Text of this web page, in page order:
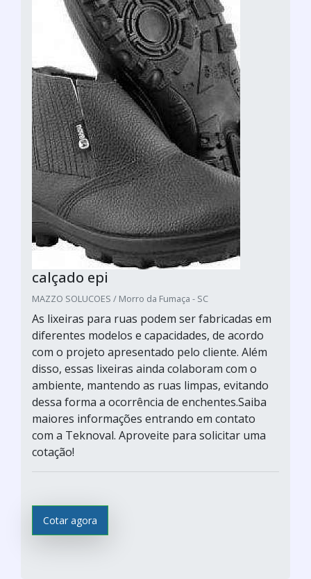
calçado epi
MAZZO SOLUCOES / Morro da Fumaça - SC
As lixeiras para ruas podem ser fabricadas em
diferentes modelos e capacidades, de acordo
com o projeto apresentado pelo cliente. Além
disso, essas lixeiras ainda colaboram com o
ambiente, mantendo as ruas limpas, evitando
dessa forma a ocorrência de enchentes.Saiba
maiores informações entrando em contato
com a Teknoval. Aproveite para solicitar uma
cotação!
Cotar agora